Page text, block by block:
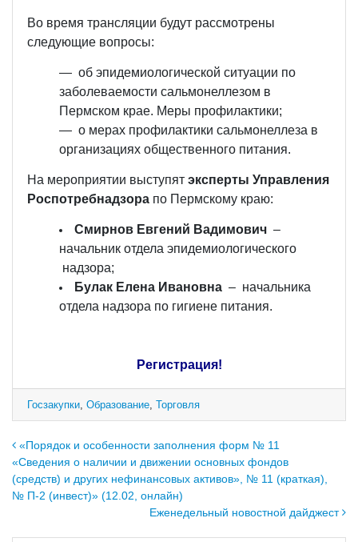
Во время трансляции будут рассмотрены
следующие вопросы:
— об эпидемиологической ситуации по
заболеваемости сальмонеллезом в
Пермском крае. Меры профилактики;
— о мерах профилактики сальмонеллеза в
организациях общественного питания.
На мероприятии выступят эксперты Управления
Роспотребнадзорапо Пермскому краю:
Смирнов Евгений Вадимович–
начальник отдела эпидемиологического
надзора;
Булак Елена Ивановна– начальника
отдела надзора по гигиене питания.
Регистрация!
Госзакупки, Образование, Торговля
Навигация по записям
«Порядок и особенности заполнения форм № 11
«Сведения о наличии и движении основных фондов
(средств) и других нефинансовых активов», № 11 (краткая),
№ П-2 (инвест)» (12.02, онлайн)
Еженедельный новостной дайджест